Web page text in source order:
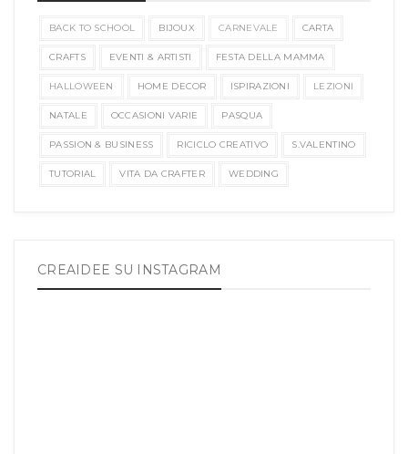
BACK TO SCHOOL BIJOUX CARNEVALE CARTA
CRAFTS EVENTI & ARTISTI FESTA DELLA MAMMA
HALLOWEEN HOME DECOR ISPIRAZIONI LEZIONI
NATALE OCCASIONI VARIE PASQUA
PASSION & BUSINESS RICICLO CREATIVO S.VALENTINO
TUTORIAL VITA DA CRAFTER WEDDING
CREAIDEE SU INSTAGRAM